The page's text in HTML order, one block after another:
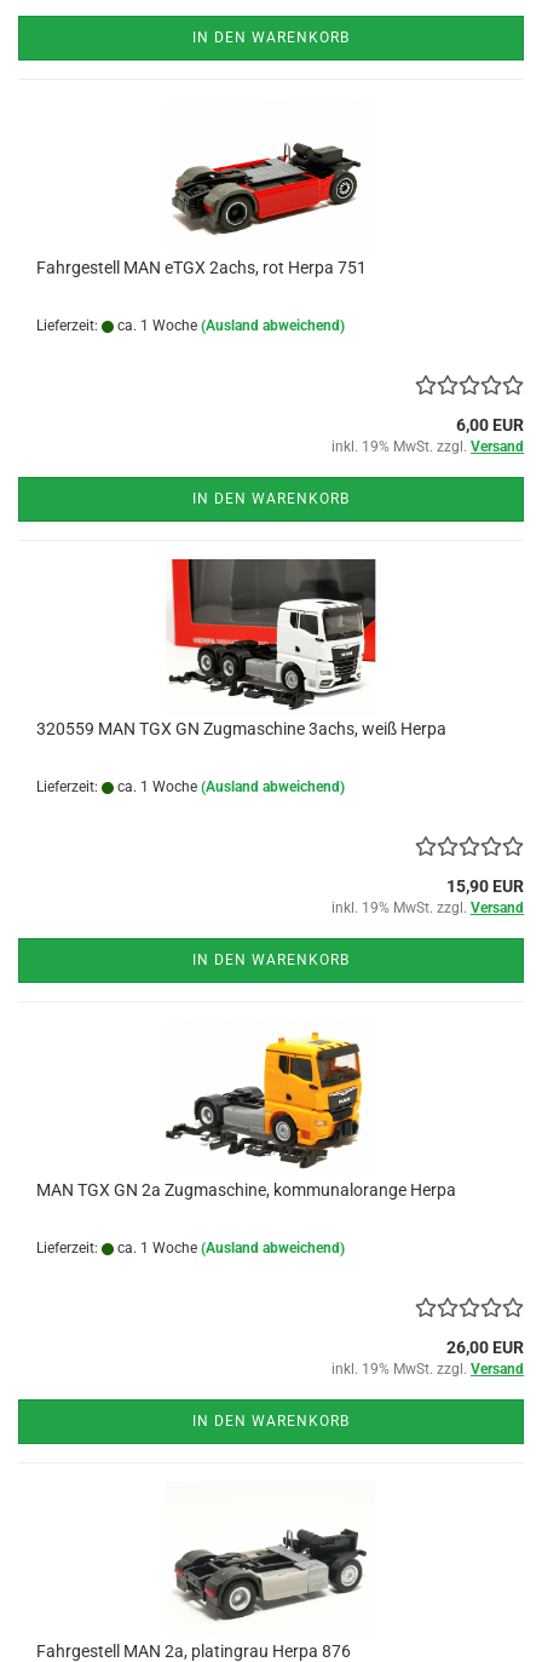
IN DEN WARENKORB
Fahrgestell MAN eTGX 2achs, rot Herpa 751
Lieferzeit: ca. 1 Woche (Ausland abweichend)
6,00 EUR
inkl. 19% MwSt. zzgl. Versand
IN DEN WARENKORB
320559 MAN TGX GN Zugmaschine 3achs, weiß Herpa
Lieferzeit: ca. 1 Woche (Ausland abweichend)
15,90 EUR
inkl. 19% MwSt. zzgl. Versand
IN DEN WARENKORB
MAN TGX GN 2a Zugmaschine, kommunalorange Herpa
Lieferzeit: ca. 1 Woche (Ausland abweichend)
26,00 EUR
inkl. 19% MwSt. zzgl. Versand
IN DEN WARENKORB
Fahrgestell MAN 2a, platingrau Herpa 876